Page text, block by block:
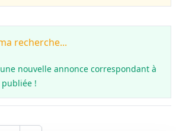
recherche...
nouvelle annonce correspondant à
!